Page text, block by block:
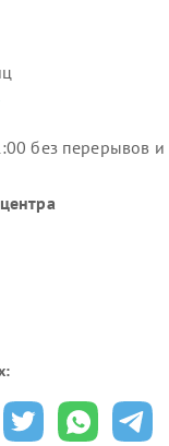
без перерывов